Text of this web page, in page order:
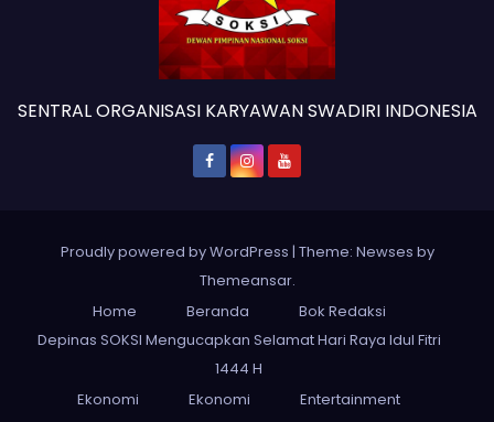
SENTRAL ORGANISASI KARYAWAN SWADIRI INDONESIA
Proudly powered by WordPress | Theme: Newses by
Themeansar.
Home
Beranda
Bok Redaksi
Depinas SOKSI Mengucapkan Selamat Hari Raya Idul Fitri
1444 H
Ekonomi
Ekonomi
Entertainment